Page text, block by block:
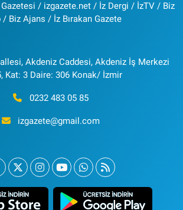
/ izgazete.net / İz Dergi / İzTV / Biz
/ Biz Ajans / İz Bırakan Gazete
Akdeniz Caddesi, Akdeniz İş Merkezi
Kat: 3 Daire: 306 Konak/ İzmir
0232 483 05 85
izgazete@gmail.com